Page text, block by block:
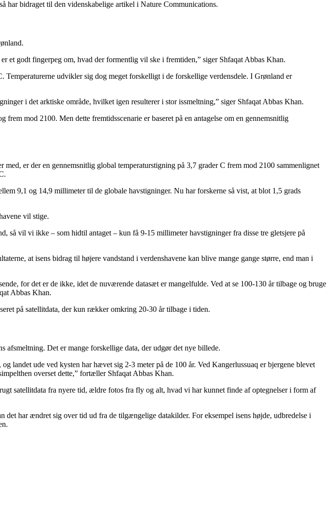
bidraget til den videnskabelige artikel i Nature Communications.
et godt fingerpeg om, hvad der formentlig vil ske i fremtiden,” siger Shfaqat Abbas Khan.
Temperaturerne udvikler sig dog meget forskelligt i de forskellige verdensdele. I Grønland er
i det arktiske område, hvilket igen resulterer i stor issmeltning,” siger Shfaqat Abbas Khan.
mod 2100. Men dette fremtidsscenarie er baseret på en antagelse om en gennemsnitlig
er der en gennemsnitlig global temperaturstigning på 3,7 grader C frem mod 2100 sammenlignet
9,1 og 14,9 millimeter til de globale havstigninger. Nu har forskerne så vist, at blot 1,5 grads
vil stige.
så vil vi ikke – som hidtil antaget – kun få 9-15 millimeter havstigninger fra disse tre gletsjere på
at isens bidrag til højere vandstand i verdenshavene kan blive mange gange større, end man i
for det er de ikke, idet de nuværende datasæt er mangelfulde. Ved at se 100-130 år tilbage og bruge
Abbas Khan.
på satellitdata, der kun rækker omkring 20-30 år tilbage i tiden.
afsmeltning. Det er mange forskellige data, der udgør det nye billede.
landet ude ved kysten har hævet sig 2-3 meter på de 100 år. Ved Kangerlussuaq er bjergene blevet
overset dette,” fortæller Shfaqat Abbas Khan.
satellitdata fra nyere tid, ældre fotos fra fly og alt, hvad vi har kunnet finde af optegnelser i form af
har ændret sig over tid ud fra de tilgængelige datakilder. For eksempel isens højde, udbredelse i